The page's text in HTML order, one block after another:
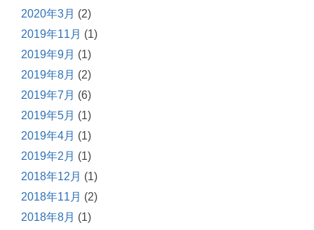
2020年3月 (2)
2019年11月 (1)
2019年9月 (1)
2019年8月 (2)
2019年7月 (6)
2019年5月 (1)
2019年4月 (1)
2019年2月 (1)
2018年12月 (1)
2018年11月 (2)
2018年8月 (1)